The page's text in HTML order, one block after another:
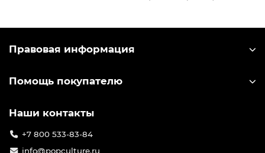
Правовая информация
Помощь покупателю
Наши контакты
+7 800 533-83-84
info@popculture.ru